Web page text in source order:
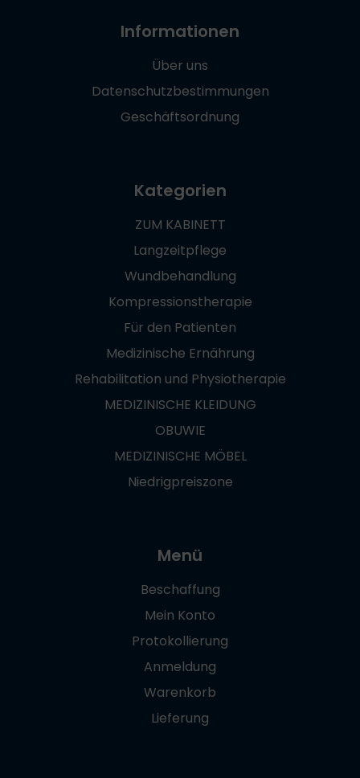
Informationen
Über uns
Datenschutzbestimmungen
Geschäftsordnung
Kategorien
ZUM KABINETT
Langzeitpflege
Wundbehandlung
Kompressionstherapie
Für den Patienten
Medizinische Ernährung
Rehabilitation und Physiotherapie
MEDIZINISCHE KLEIDUNG
OBUWIE
MEDIZINISCHE MÖBEL
Niedrigpreiszone
Menü
Beschaffung
Mein Konto
Protokollierung
Anmeldung
Warenkorb
Lieferung